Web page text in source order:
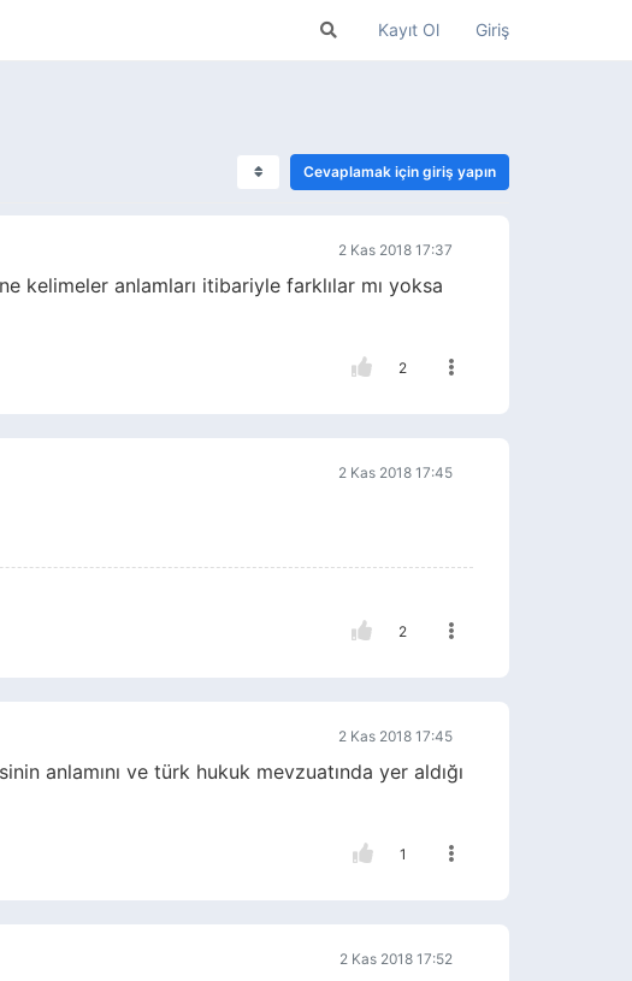
Kayıt Ol Giriş
Cevaplamak için giriş yapın
2 Kas 2018 17:37
kelimeler anlamları itibariyle farklılar mı yoksa
2
2 Kas 2018 17:45
2
2 Kas 2018 17:45
anlamını ve türk hukuk mevzuatında yer aldığı
1
2 Kas 2018 17:52